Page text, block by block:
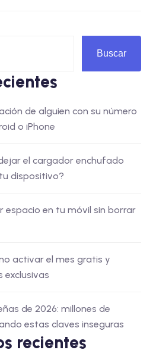
Buscar
de alguien con su número
o iPhone
el cargador enchufado
dispositivo?
espacio en tu móvil sin borrar
activar el mes gratis y
exclusivas
de 2026: millones de
estas claves inseguras
recientes